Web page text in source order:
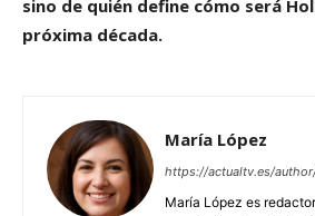
sino de quién define cómo será
próxima década.
María López
https://actualtv.es/
María López es